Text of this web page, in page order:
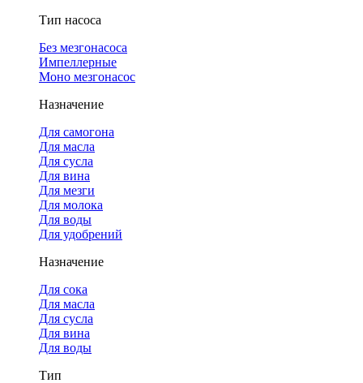
Тип насоса
Без мезгонасоса
Импеллерные
Моно мезгонасос
Назначение
Для самогона
Для масла
Для сусла
Для вина
Для мезги
Для молока
Для воды
Для удобрений
Назначение
Для сока
Для масла
Для сусла
Для вина
Для воды
Тип